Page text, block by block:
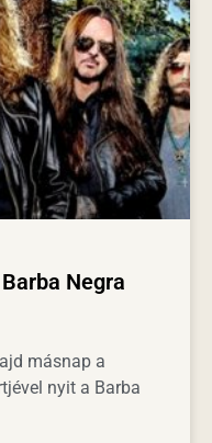
Negra
másnap a
nyit a Barba